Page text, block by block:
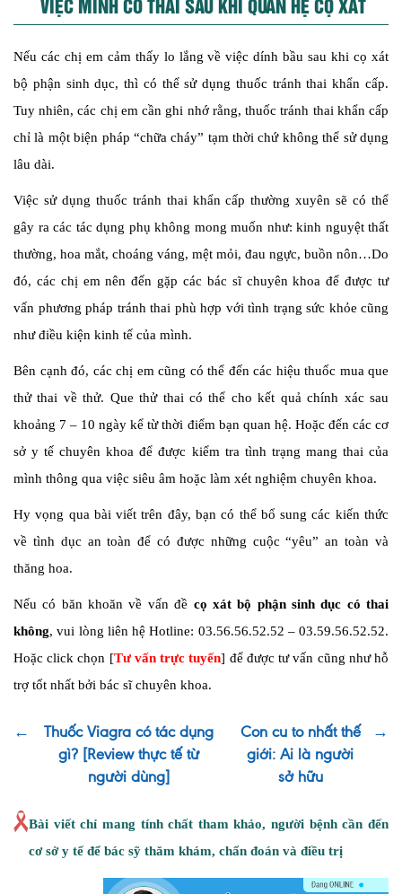
Nếu các chị em cảm thấy lo lắng về việc dính bầu sau khi cọ xát
bộ phận sinh dục, thì có thể sử dụng thuốc tránh thai khẩn cấp.
Tuy nhiên, các chị em cần ghi nhớ rằng, thuốc tránh thai khẩn cấp
chỉ là một biện pháp “chữa cháy” tạm thời chứ không thể sử dụng
lâu dài.
Việc sử dụng thuốc tránh thai khẩn cấp thường xuyên sẽ có thể
gây ra các tác dụng phụ không mong muốn như: kinh nguyệt thất
thường, hoa mắt, choáng váng, mệt mỏi, đau ngực, buồn nôn…Do
đó, các chị em nên đến gặp các bác sĩ chuyên khoa để được tư
vấn phương pháp tránh thai phù hợp với tình trạng sức khỏe cũng
như điều kiện kinh tế của mình.
Bên cạnh đó, các chị em cũng có thể đến các hiệu thuốc mua que
thử thai về thử. Que thử thai có thể cho kết quả chính xác sau
khoảng 7 – 10 ngày kể từ thời điểm bạn quan hệ. Hoặc đến các cơ
sở y tế chuyên khoa để được kiểm tra tình trạng mang thai của
mình thông qua việc siêu âm hoặc làm xét nghiệm chuyên khoa.
Hy vọng qua bài viết trên đây, bạn có thể bổ sung các kiến thức
về tình dục an toàn để có được những cuộc “yêu” an toàn và
thăng hoa.
Nếu có băn khoăn về vấn đề cọ xát bộ phận sinh dục có thai
không, vui lòng liên hệ Hotline: 03.56.56.52.52 – 03.59.56.52.52.
Hoặc click chọn [Tư vấn trực tuyến] để được tư vấn cũng như hỗ
trợ tốt nhất bởi bác sĩ chuyên khoa.
←
Thuốc Viagra có tác dụng
gì? [Review thực tế từ
người dùng]
Con cu to nhất thế
giới: Ai là người
sở hữu
→
Bài viết chỉ mang tính chất tham khảo, người bệnh cần đến
cơ sở y tế để bác sỹ thăm khám, chẩn đoán và điều trị